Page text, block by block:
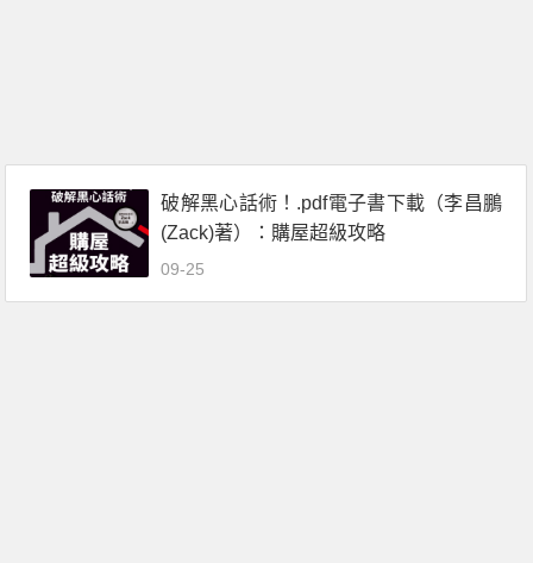
破解黑心話術！.pdf電子書下載（李昌鵬
(Zack)著）：購屋超級攻略
09-25